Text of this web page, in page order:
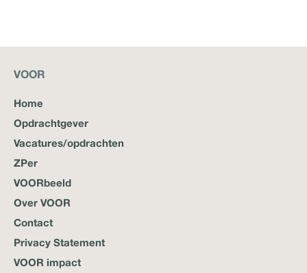
VOOR
Home
Opdrachtgever
Vacatures/opdrachten
ZPer
VOORbeeld
Over VOOR
Contact
Privacy Statement
VOOR impact